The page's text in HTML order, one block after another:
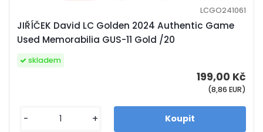
JIŘÍČEK David LC Golden 2024 Authentic Game
Used Memorabilia GUS-11 Gold /20
LCGO241061
199,00 Kč
(8,86 EUR)
skladem
- +